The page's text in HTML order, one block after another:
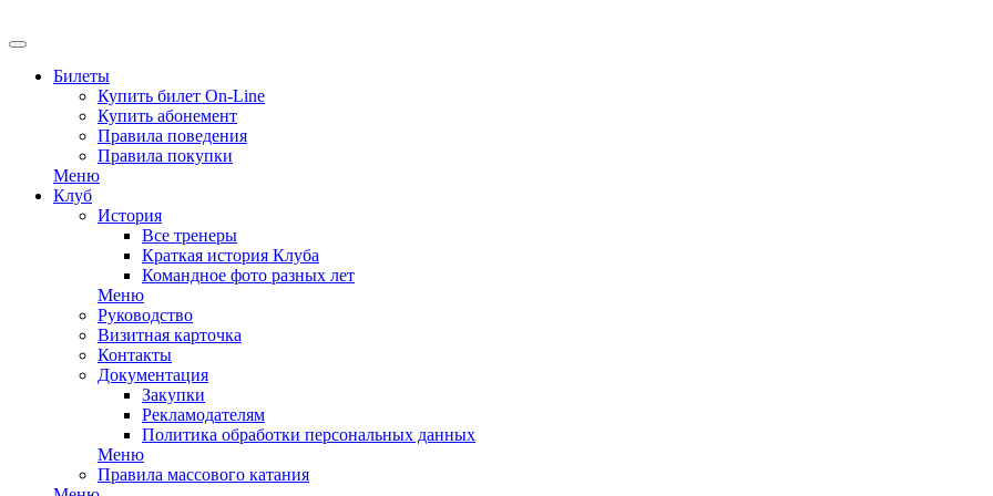
Билеты
Купить билет On-Line
Купить абонемент
Правила поведения
Правила покупки
Меню
Клуб
История
Все тренеры
Краткая история Клуба
Командное фото разных лет
Меню
Руководство
Визитная карточка
Контакты
Документация
Закупки
Рекламодателям
Политика обработки персональных данных
Меню
Правила массового катания